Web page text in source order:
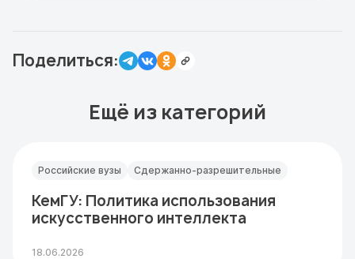
Поделиться:
Ещё из категорий
Российские вузы Сдержанно-разрешительные
КемГУ: Политика использования
искусственного интеллекта
18.06.2026